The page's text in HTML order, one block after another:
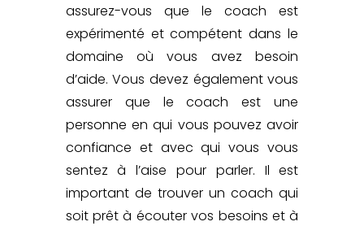
assurez-vous que le coach est
expérimenté et compétent dans le
domaine où vous avez besoin
d’aide. Vous devez également vous
assurer que le coach est une
personne en qui vous pouvez avoir
confiance et avec qui vous vous
sentez à l’aise pour parler. Il est
important de trouver un coach qui
soit prêt à écouter vos besoins et à